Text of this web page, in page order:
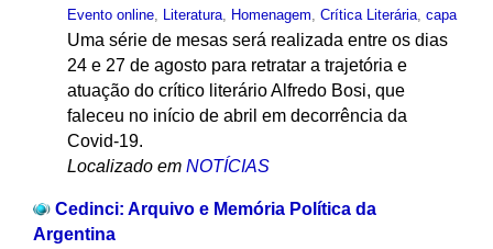
Evento online, Literatura, Homenagem, Crítica Literária, capa
Uma série de mesas será realizada entre os dias
24 e 27 de agosto para retratar a trajetória e
atuação do crítico literário Alfredo Bosi, que
faleceu no início de abril em decorrência da
Covid-19.
Localizado em NOTÍCIAS
Cedinci: Arquivo e Memória Política da
Argentina